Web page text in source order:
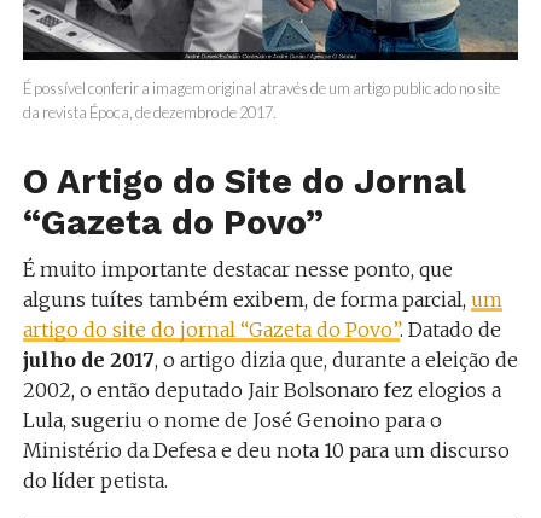
É possível conferir a imagem original através de um artigo publicado no site
da revista Época, de dezembro de 2017.
O Artigo do Site do Jornal
“Gazeta do Povo”
É muito importante destacar nesse ponto, que
alguns tuítes também exibem, de forma parcial, um
artigo do site do jornal “Gazeta do Povo”. Datado de
julho de 2017, o artigo dizia que, durante a eleição de
2002, o então deputado Jair Bolsonaro fez elogios a
Lula, sugeriu o nome de José Genoino para o
Ministério da Defesa e deu nota 10 para um discurso
do líder petista.